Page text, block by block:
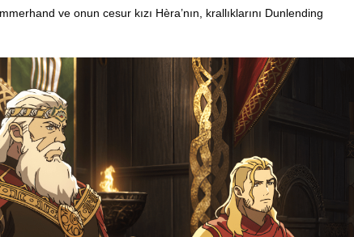
ve onun cesur kızı Hèra’nın, krallıklarını Dunlending